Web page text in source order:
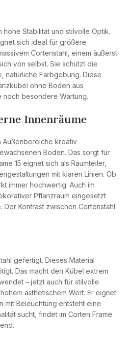
hohe Stabilität und stilvolle Optik.
sich ideal für größere
Cortenstahl, einem äußerst
von selbst. Sie schützt die
natürliche Farbgebung. Diese
ohne Boden aus
noch besondere Wartung.
Innenräume
Außenbereiche kreativ
Boden. Das sorgt für
15 eignet sich als Raumteiler,
mit klaren Linien. Ob
immer hochwertig. Auch im
Pflanzraum eingesetzt
Kontrast zwischen Cortenstahl
gefertigt. Dieses Material
Das macht den Kübel extrem
– jetzt auch für stilvolle
ästhetischem Wert. Er eignet
mit Beleuchtung entsteht eine
sucht, findet im Corten Frame